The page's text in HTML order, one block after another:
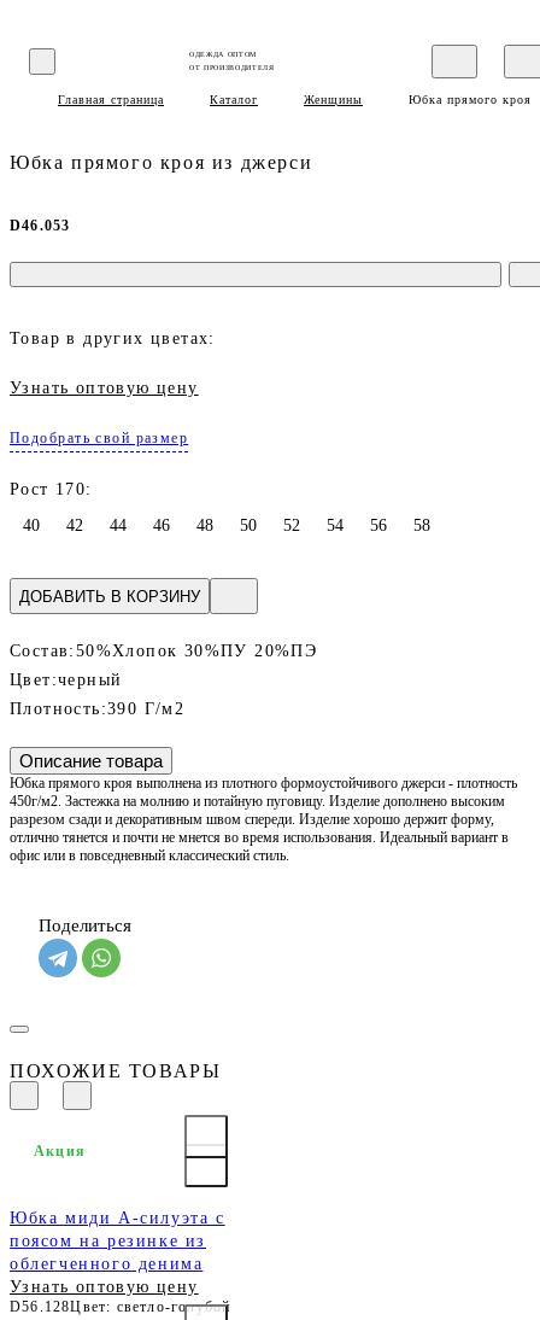
ОДЕЖДА ОПТОМ
ОТ ПРОИЗВОДИТЕЛЯ
Главная страница Каталог Женщины Юбка прямого кроя
Юбка прямого кроя из джерси
D46.053
Товар в других цветах:
Узнать оптовую цену
Подобрать свой размер
Рост 170:
40
42 44 46 48 50 52 54 56 58
ДОБАВИТЬ В КОРЗИНУ
Состав: 50%Хлопок 30%ПУ 20%ПЭ
Цвет:черный
Плотность:390 Г/м2
Описание товара
Юбка прямого кроя выполнена из плотного формоустойчивого джерси - плотность
450г/м2. Застежка на молнию и потайную пуговицу. Изделие дополнено высоким
разрезом сзади и декоративным швом спереди. Изделие хорошо держит форму,
отлично тянется и почти не мнется во время использования. Идеальный вариант в
офис или в повседневный классический стиль.
Поделиться
ПОХОЖИЕ ТОВАРЫ
Юбка миди А-силуэта с
поясом на резинке из
облегченного денима
Узнать оптовую цену
D56.128Цвет: светло-голубой
Акция